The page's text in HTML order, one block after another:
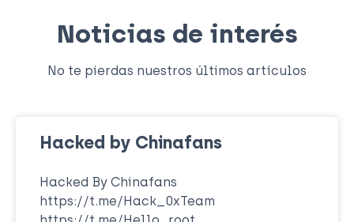
Noticias de interés
No te pierdas nuestros últimos artículos
Hacked by Chinafans
Hacked By Chinafans
https://t.me/Hack_0xTeam